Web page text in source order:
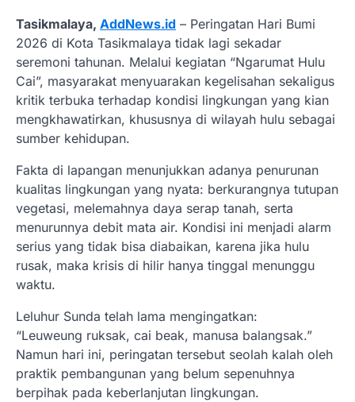
Tasikmalaya, AddNews.id – Peringatan Hari Bumi
2026 di Kota Tasikmalaya tidak lagi sekadar
seremoni tahunan. Melalui kegiatan “Ngarumat Hulu
Cai”, masyarakat menyuarakan kegelisahan sekaligus
kritik terbuka terhadap kondisi lingkungan yang kian
mengkhawatirkan, khususnya di wilayah hulu sebagai
sumber kehidupan.
Fakta di lapangan menunjukkan adanya penurunan
kualitas lingkungan yang nyata: berkurangnya tutupan
vegetasi, melemahnya daya serap tanah, serta
menurunnya debit mata air. Kondisi ini menjadi alarm
serius yang tidak bisa diabaikan, karena jika hulu
rusak, maka krisis di hilir hanya tinggal menunggu
waktu.
Leluhur Sunda telah lama mengingatkan:
“Leuweung ruksak, cai beak, manusa balangsak.”
Namun hari ini, peringatan tersebut seolah kalah oleh
praktik pembangunan yang belum sepenuhnya
berpihak pada keberlanjutan lingkungan.